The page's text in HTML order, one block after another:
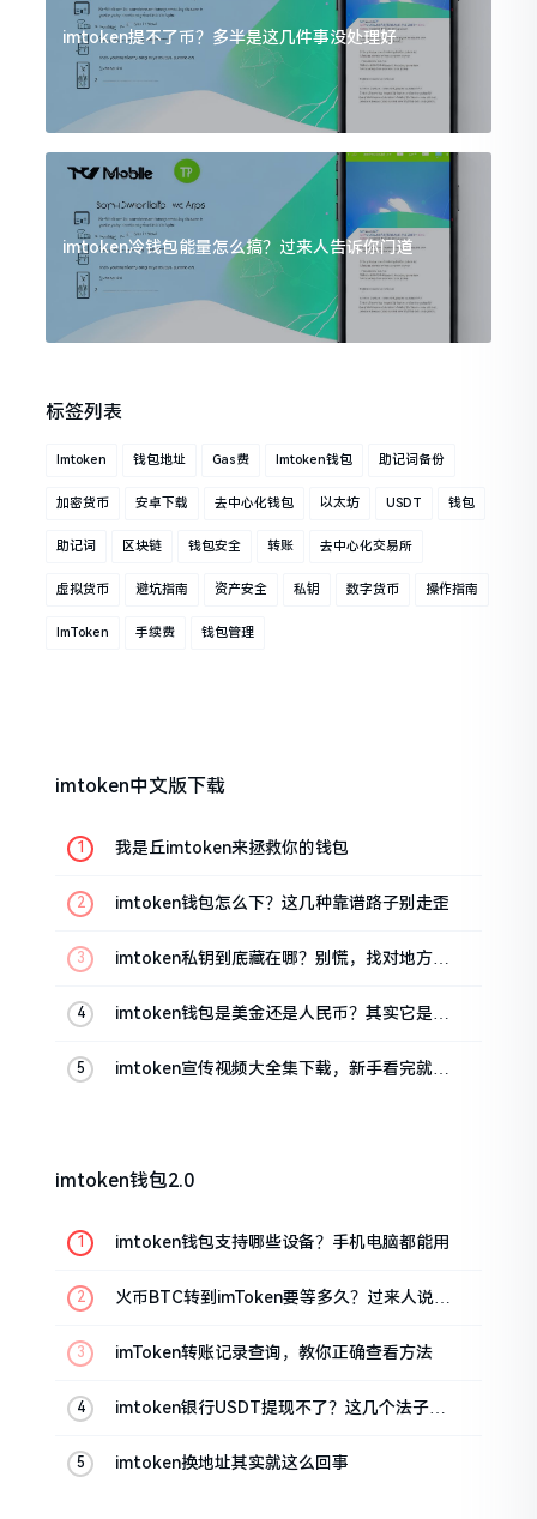
imtoken提不了币？多半是这几件事没处理好
imtoken冷钱包能量怎么搞？过来人告诉你门道
标签列表
Imtoken 钱包地址 Gas费 Imtoken钱包 助记词备份
加密货币 安卓下载 去中心化钱包 以太坊 USDT 钱包
助记词 区块链 钱包安全 转账 去中心化交易所
虚拟货币 避坑指南 资产安全 私钥 数字货币 操作指南
ImToken 手续费 钱包管理
imtoken中文版下载
我是丘imtoken来拯救你的钱包
imtoken钱包怎么下？这几种靠谱路子别走歪
imtoken私钥到底藏在哪？别慌，找对地方才
imtoken钱包是美金还是人民币？其实它是个
imtoken宣传视频大全集下载，新手看完就懂
imtoken钱包2.0
imtoken钱包支持哪些设备？手机电脑都能用
火币BTC转到imToken要等多久？过来人说说
imToken转账记录查询，教你正确查看方法
imtoken银行USDT提现不了？这几个法子能
imtoken换地址其实就这么回事